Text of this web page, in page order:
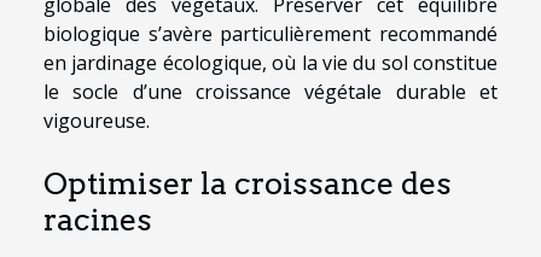
biologique s’avère particulièrement recommandé
en jardinage écologique, où la vie du sol constitue
le socle d’une croissance végétale durable et
vigoureuse.
Optimiser la croissance des
racines